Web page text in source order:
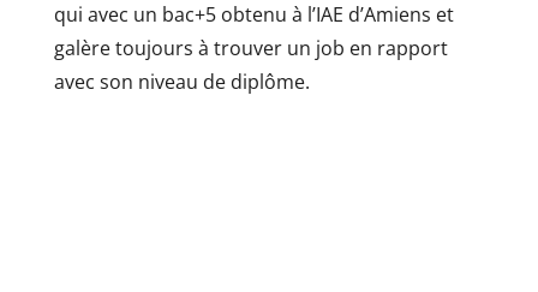
qui avec un bac+5 obtenu à l’IAE d’Amiens et
galère toujours à trouver un job en rapport
avec son niveau de diplôme.